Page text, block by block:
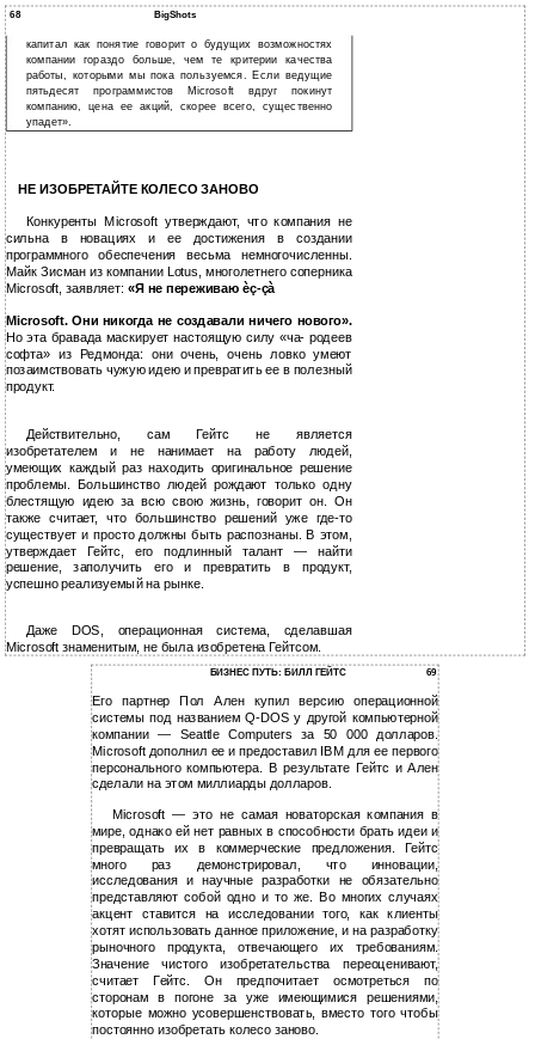
68 BigShots
капитал как понятие говорит о будущих возможностях
компании гораздо больше, чем те критерии качества
работы, которыми мы пока пользуемся. Если ведущие
пятьдесят программистов Microsoft вдруг покинут
компанию, цена ее акций, скорее всего, существенно
упадет».
НЕ ИЗОБРЕТАЙТЕ КОЛЕСО ЗАНОВО
Конкуренты Microsoft утверждают, что компания не
сильна в новациях и ее достижения в создании
программного обеспечения весьма немногочисленны.
Майк Зисман из компании Lotus, многолетнего соперника
Microsoft, заявляет: «Я не переживаюèç-çà
Microsoft. Они никогда не создавали ничего нового».
Но эта бравада маскирует настоящую силу «ча- родеев
софта» из Редмонда: они очень, очень ловко умеют
позаимствовать чужую идею и превратить ее в полезный
продукт.
Действительно, сам Гейтс не является
изобретателем и не нанимает на работу людей,
умеющих каждый раз находить оригинальное решение
проблемы. Большинство людей рождают только одну
блестящую идею за всю свою жизнь, говорит он. Он
также считает, что большинство решений уже где-то
существует и просто должны быть распознаны. В этом,
утверждает Гейтс, его подлинный талант — найти
решение, заполучить его и превратить в продукт,
успешно реализуемый на рынке.
Даже DOS, операционная система, сделавшая
Microsoft знаменитым, не была изобретена Гейтсом.
БИЗНЕС ПУТЬ: БИЛЛ ГЕЙТС 69
Его партнер Пол Ален купил версию операционной
системы под названием Q-DOS у другой компьютерной
компании — Seattle Computers за 50 000 долларов.
Microsoft дополнил ее и предоставил IBM для ее первого
персонального компьютера. В результате Гейтс и Ален
сделали на этом миллиарды долларов.
Microsoft — это не самая новаторская компания в
мире, однако ей нет равных в способности брать идеи и
превращать их в коммерческие предложения. Гейтс
много раз демонстрировал, что инновации,
исследования и научные разработки не обязательно
представляют собой одно и то же. Во многих случаях
акцент ставится на исследовании того, как клиенты
хотят использовать данное приложение, и на разработку
рыночного продукта, отвечающего их требованиям.
Значение чистого изобретательства переоценивают,
считает Гейтс. Он предпочитает осмотреться по
сторонам в погоне за уже имеющимися решениями,
которые можно усовершенствовать, вместо того чтобы
постоянно изобретать колесо заново.